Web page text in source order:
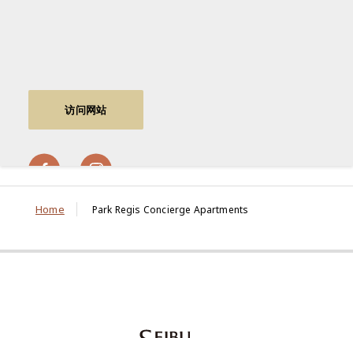
访问网站
Home Park Regis Concierge Apartments